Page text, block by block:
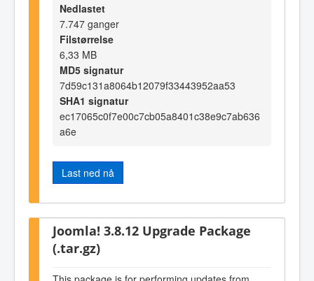
Nedlastet
7.747 ganger
Filstørrelse
6,33 MB
MD5 signatur
7d59c131a8064b12079f33443952aa53
SHA1 signatur
ec17065c0f7e00c7cb05a8401c38e9c7ab636
a6e
Last ned nå
Joomla! 3.8.12 Upgrade Package
(.tar.gz)